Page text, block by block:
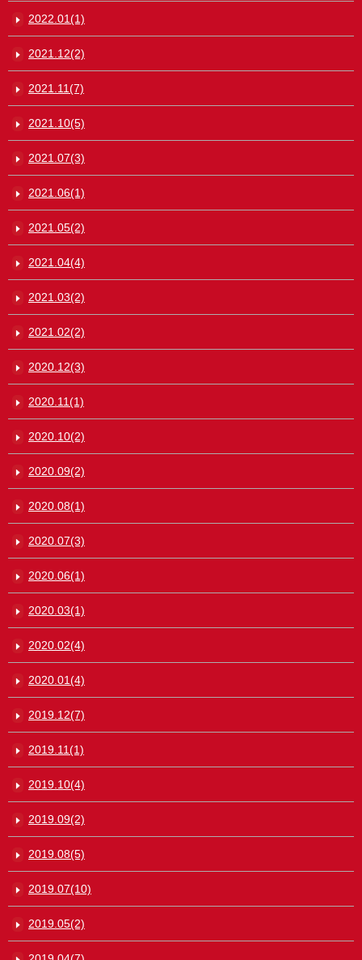
2022.01(1)
2021.12(2)
2021.11(7)
2021.10(5)
2021.07(3)
2021.06(1)
2021.05(2)
2021.04(4)
2021.03(2)
2021.02(2)
2020.12(3)
2020.11(1)
2020.10(2)
2020.09(2)
2020.08(1)
2020.07(3)
2020.06(1)
2020.03(1)
2020.02(4)
2020.01(4)
2019.12(7)
2019.11(1)
2019.10(4)
2019.09(2)
2019.08(5)
2019.07(10)
2019.05(2)